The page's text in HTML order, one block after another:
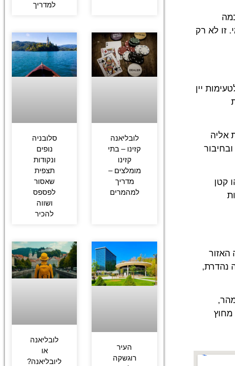
זו לא רק
יין
אליה
קטן
האזור
נהדרת,
למדריך
לובליאנה
קזינו – בתי
קזינו
מומלצים –
מדריך
למהמרים
סלובניה
נופים
ונקודות
תצפית
שאסור
לפספס
ושווה
להכיר
העיר
רוגשקה
לובליאנה
או
ליובליאנה?